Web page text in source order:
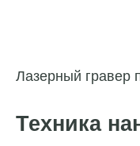
Лазерный гравер
Техника